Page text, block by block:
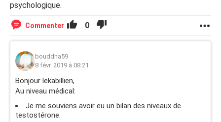
psychologique.
Commenter 0
bouddha59
8 févr. 2019 à 08:21
Bonjour lekabillien,
Au niveau médical:
Je me souviens avoir eu un bilan des niveaux de
testostérone.